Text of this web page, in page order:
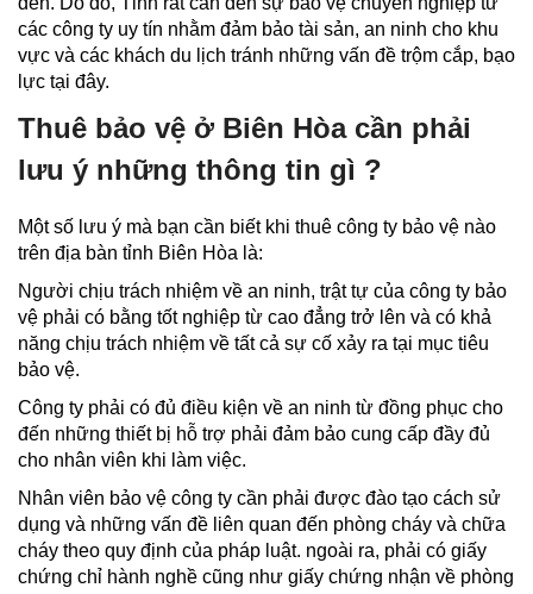
các công ty uy tín nhằm đảm bảo tài sản, an ninh cho khu
vực và các khách du lịch tránh những vấn đề trộm cắp, bạo
lực tại đây.
Thuê bảo vệ ở Biên Hòa cần phải
lưu ý những thông tin gì ?
Một số lưu ý mà bạn cần biết khi thuê công ty bảo vệ nào
trên địa bàn tỉnh Biên Hòa là:
Người chịu trách nhiệm về an ninh, trật tự của công ty bảo
vệ phải có bằng tốt nghiệp từ cao đẳng trở lên và có khả
năng chịu trách nhiệm về tất cả sự cố xảy ra tại mục tiêu
bảo vệ.
Công ty phải có đủ điều kiện về an ninh từ đồng phục cho
đến những thiết bị hỗ trợ phải đảm bảo cung cấp đầy đủ
cho nhân viên khi làm việc.
Nhân viên bảo vệ công ty cần phải được đào tạo cách sử
dụng và những vấn đề liên quan đến phòng cháy và chữa
cháy theo quy định của pháp luật. ngoài ra, phải có giấy
chứng chỉ hành nghề cũng như giấy chứng nhận về phòng